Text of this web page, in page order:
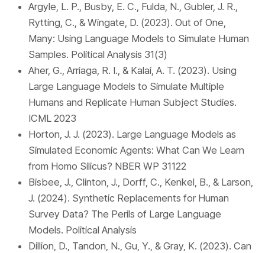
Argyle, L. P., Busby, E. C., Fulda, N., Gubler, J. R.,
Rytting, C., & Wingate, D. (2023). Out of One,
Many: Using Language Models to Simulate Human
Samples. Political Analysis 31(3)
Aher, G., Arriaga, R. I., & Kalai, A. T. (2023). Using
Large Language Models to Simulate Multiple
Humans and Replicate Human Subject Studies.
ICML 2023
Horton, J. J. (2023). Large Language Models as
Simulated Economic Agents: What Can We Learn
from Homo Silicus? NBER WP 31122
Bisbee, J., Clinton, J., Dorff, C., Kenkel, B., & Larson,
J. (2024). Synthetic Replacements for Human
Survey Data? The Perils of Large Language
Models. Political Analysis
Dillion, D., Tandon, N., Gu, Y., & Gray, K. (2023). Can